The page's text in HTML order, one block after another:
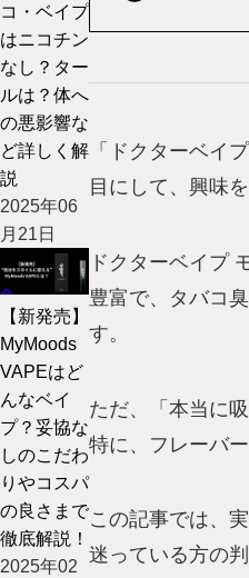
コ・ベイプ
はニコチン
なし？ター
ルは？体へ
の悪影響な
ど詳しく解
説
2025年06
月21日
【新発売】
MyMoods
VAPEはど
んなベイ
プ？妥協な
しのこだわ
りやコスパ
の良さまで
徹底解説！
2025年02
「ドクターベイ
目にして、興味
ドクターベイプ
豊富で、タバコ
す。
ただ、「本当に
特に、フレーバ
この記事では、
迷っている方の